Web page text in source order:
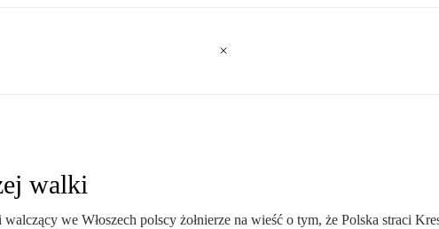
walki
we Włoszech polscy żołnierze na wieść o tym, że Polska straci